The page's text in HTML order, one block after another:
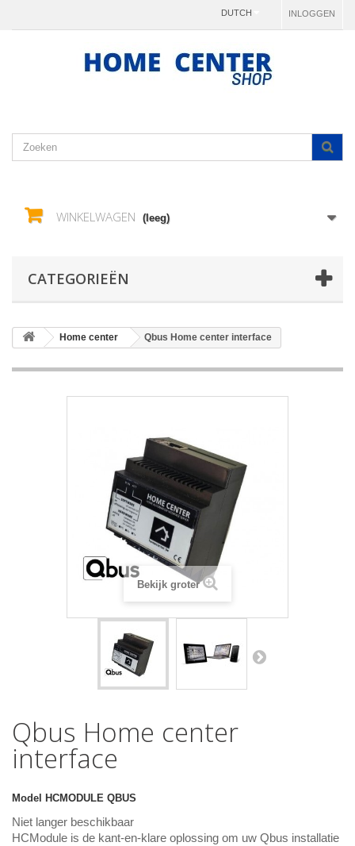
INLOGGEN
DUTCH
WINKELWAGEN (leeg)
CATEGORIEËN
Home center Qbus Home center interface
Bekijk groter
Qbus Home center
interface
Model HCMODULE QBUS
Niet langer beschikbaar
HCModule is de kant-en-klare oplossing om uw Qbus installatie